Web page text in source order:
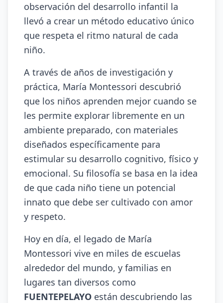
observación del desarrollo infantil la
llevó a crear un método educativo único
que respeta el ritmo natural de cada
niño.
A través de años de investigación y
práctica, María Montessori descubrió
que los niños aprenden mejor cuando se
les permite explorar libremente en un
ambiente preparado, con materiales
diseñados específicamente para
estimular su desarrollo cognitivo, físico y
emocional. Su filosofía se basa en la idea
de que cada niño tiene un potencial
innato que debe ser cultivado con amor
y respeto.
Hoy en día, el legado de María
Montessori vive en miles de escuelas
alrededor del mundo, y familias en
lugares tan diversos como
FUENTEPELAYO están descubriendo las